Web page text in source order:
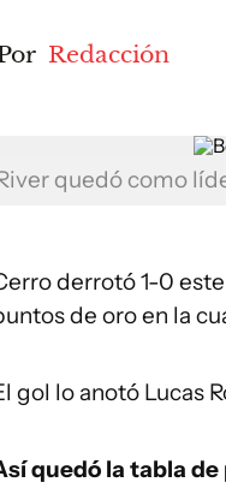
Redacción
quedó como
derrotó 1-0
de oro en la
gol lo anotó Lucas
quedó la tabla